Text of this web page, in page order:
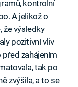
kontrolní
A jelikož o
že výsledky
pozitivní vliv
zahájením
tak po
zvýšila, a to se